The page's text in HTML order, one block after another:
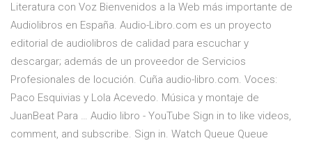
Literatura con Voz Bienvenidos a la Web más importante de
Audiolibros en España. Audio-Libro.com es un proyecto
editorial de audiolibros de calidad para escuchar y
descargar; además de un proveedor de Servicios
Profesionales de locución. Cuña audio-libro.com. Voces:
Paco Esquivias y Lola Acevedo. Música y montaje de
JuanBeat Para … Audio libro - YouTube Sign in to like videos,
comment, and subscribe. Sign in. Watch Queue Queue